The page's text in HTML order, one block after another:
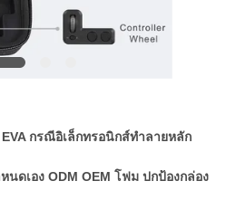
กรณีอิเล็กทรอนิกส์ทำลายหลัก
นดเอง ODM OEM โฟม ปกป้องกล่อง